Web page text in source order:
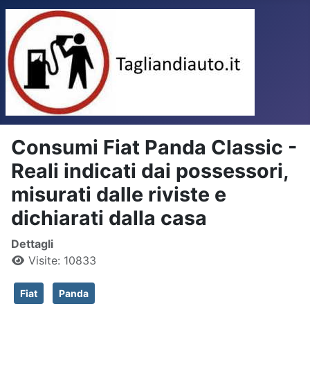
Consumi Fiat Panda Classic -
Reali indicati dai possessori,
misurati dalle riviste e
dichiarati dalla casa
Dettagli
Visite: 10833
Fiat Panda